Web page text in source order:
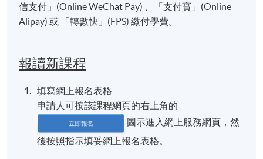
信支付」(Online WeChat Pay) 、「支付寶」(Online
Alipay) 或 「轉數快」(FPS) 繳付學費。
報讀新課程
填寫網上報名表格
申請人可按該課程網頁的右上角的
圖示進入網上服務網頁，然
後按照指示填妥網上報名表格。